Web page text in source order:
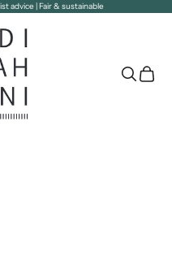
advice | Fair & sustainable
Suche